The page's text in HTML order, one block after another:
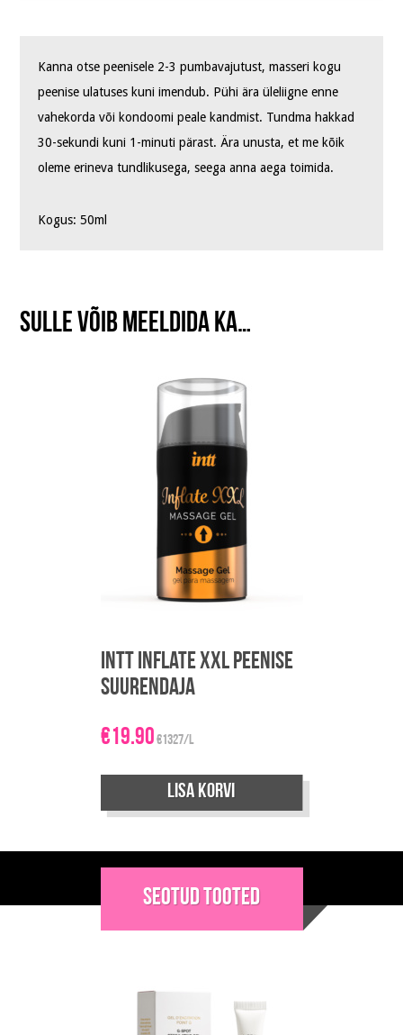
Kanna otse peenisele 2-3 pumbavajutust, masseri kogu
peenise ulatuses kuni imendub. Pühi ära üleliigne enne
vahekorda või kondoomi peale kandmist. Tundma hakkad
30-sekundi kuni 1-minuti pärast. Ära unusta, et me kõik
oleme erineva tundlikusega, seega anna aega toimida.
Kogus: 50ml
Sulle võib meeldida ka…
Intt Inflate XXL peenise
suurendaja
€19.90€1327/L
Lisa korvi
Seotud tooted